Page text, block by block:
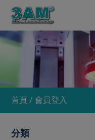
首頁 會員登入
Cookie管理面板